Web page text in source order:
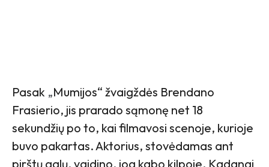
Pasak „Mumijos“ žvaigždės Brendano
Frasierio, jis prarado sąmonę net 18
sekundžių po to, kai filmavosi scenoje, kurioje
buvo pakartas. Aktorius, stovėdamas ant
pirštų galų, vaidino, jog kabo kilpoje. Kadangi